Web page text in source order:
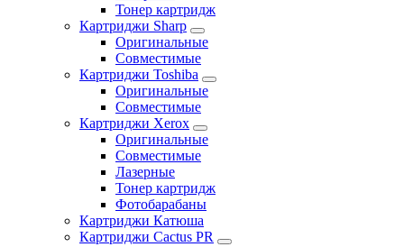
Тонер картридж
Картриджи Sharp
Оригинальные
Совместимые
Картриджи Toshiba
Оригинальные
Совместимые
Картриджи Xerox
Оригинальные
Совместимые
Лазерные
Тонер картридж
Фотобарабаны
Картриджи Катюша
Картриджи Cactus PR